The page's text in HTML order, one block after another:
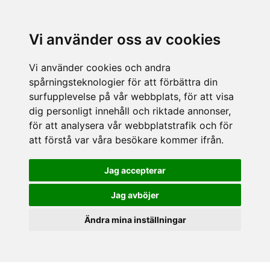
Vi använder oss av cookies
Vi använder cookies och andra
spårningsteknologier för att förbättra din
surfupplevelse på vår webbplats, för att visa
dig personligt innehåll och riktade annonser,
för att analysera vår webbplatstrafik och för
att förstå var våra besökare kommer ifrån.
Jag accepterar
Jag avböjer
Ändra mina inställningar